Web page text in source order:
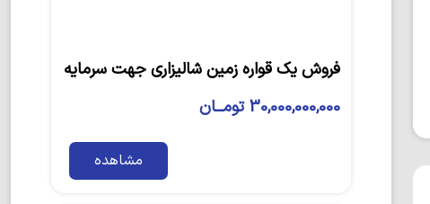
فروش یک قواره زمین شالیزاری جهت سرمایه‌
30,000,000,000 تومــان
مشاهده